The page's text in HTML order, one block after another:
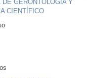
GERONTOLOGÍA Y
CIENTÍFICO